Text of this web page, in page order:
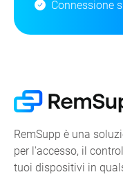
Connessione
RemSupp è una
per l'accesso, il
tuoi dispositivi in